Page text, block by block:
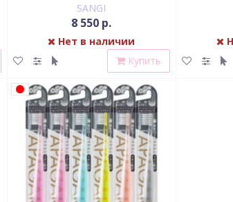
SANGI
8 550 р.
Нет в наличии
Купить